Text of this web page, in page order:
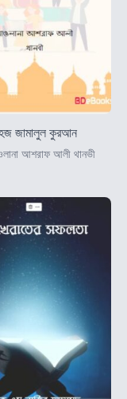
জামালুল কুরআন
আশরাফ আলী থানভী